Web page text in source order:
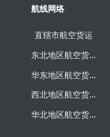
直辖市航空货运
东北地区航空货运
华东地区航空货运
西北地区航空货运
华北地区航空货运
航线网络
批